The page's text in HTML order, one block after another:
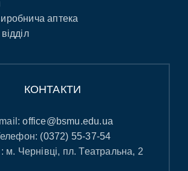
аптека
КОНТАКТИ
office@bsmu.edu.ua
(0372) 55-37-54
м. Чернівці, пл. Театральна, 2